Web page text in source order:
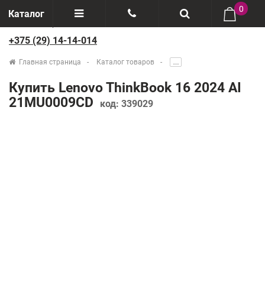
Каталог
Отзывы
Производители
+375(29) 888-44-44
0
+375 (29) 14-14-014
Главная страница Каталог товаров .....
Купить Lenovo ThinkBook 16 2024 AI
21MU0009CD
код: 339029